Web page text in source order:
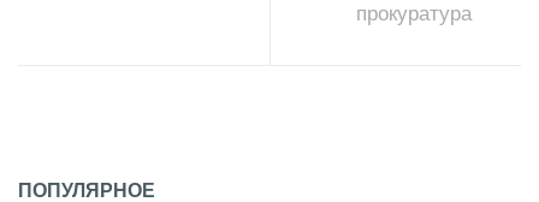
прокуратура
ПОПУЛЯРНОЕ